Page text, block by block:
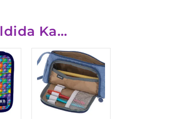
Ka…